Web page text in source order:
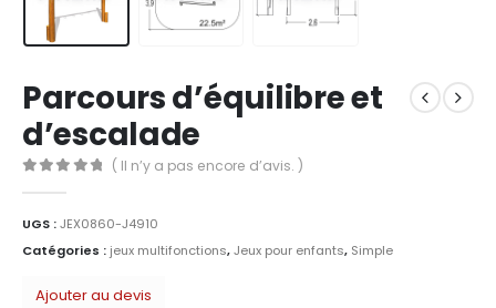
Parcours d’équilibre et
d’escalade
( Il n’y a pas encore d’avis. )
UGS :JEX0860-J4910
Catégories : jeux multifonctions,Jeux pour enfants, Simple
Ajouter au devis